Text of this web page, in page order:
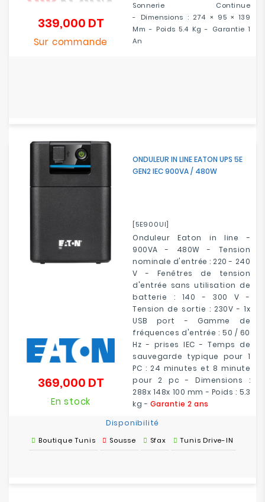
Sonnerie Continue
- Dimensions : 274 × 95 × 139
Mm - Poids 5.4 Kg - Garantie 1
An
339,000 DTPrix
Sur commande
ONDULEUR IN LINE EATON UPS 5E
GEN2 IEC 900VA / 480W
[5E900UI]
Onduleur Eaton in line -
900VA - 480W - Tension
nominale d'entrée : 220 - 240
V - Fenêtres de tension
d'entrée sans utilisation de
batterie : 140 - 300 V -
Tension de sortie : 230V - 1x
USB port - Gamme de
fréquences d'entrée : 50 / 60
Hz - prises IEC - Temps de
sauvegarde typique pour 1
PC : 24 minutes et 8 minute
pour 2 pc - Dimensions :
288x 148x 100 mm - Poids : 5.3
kg - Garantie 2 ans
369,000 DTPrix
En stock
Disponibilité
Boutique Tunis Sousse Sfax Tunis Drive-IN